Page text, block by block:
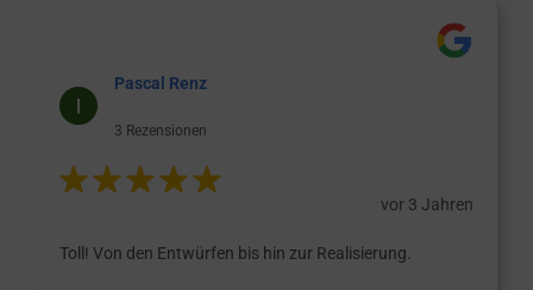
Pascal Renz
3 Rezensionen
vor 3 Jahren
Toll! Von den Entwürfen bis hin zur Realisierung.